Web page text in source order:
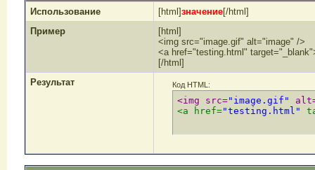
Использование [html]значение[/html]
Пример
[html]
<img src="image.gif" alt="image" />
<a href="testing.html"
[/html]
Результат
Код HTML:
<img src="image.gif"
<a href="testing.html"